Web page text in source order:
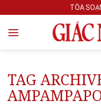
to
content
TÒA
TAG